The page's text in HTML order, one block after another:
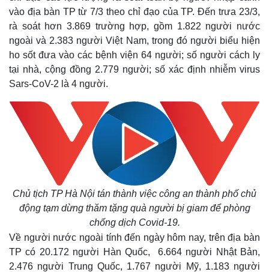
vào địa bàn TP từ 7/3 theo chỉ đạo của TP. Đến trưa 23/3,
rà soát hơn 3.869 trường hợp, gồm 1.822 người nước
ngoài và 2.383 người Việt Nam, trong đó người biểu hiện
ho sốt đưa vào các bệnh viện 64 người; số người cách ly
tại nhà, cộng đồng 2.779 người; số xác định nhiễm virus
Sars-CoV-2 là 4 người.
Chủ tịch TP Hà Nội tán thành việc công an thành phố chủ
động tạm dừng thăm tặng quà người bị giam để phòng
chống dịch Covid-19.
Về người nước ngoài tính đến ngày hôm nay, trên địa bàn
TP có 20.172 người Hàn Quốc, 6.664 người Nhật Bản,
2.476 người Trung Quốc, 1.767 người Mỹ, 1.183 người